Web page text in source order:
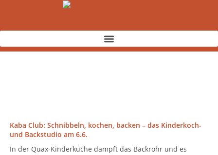
Kaba Club: Schnibbeln, kochen, backen – das Kinderkoch-
und Backstudio am 6.6.
In der Quax-Kinderküche dampft das Backrohr und es